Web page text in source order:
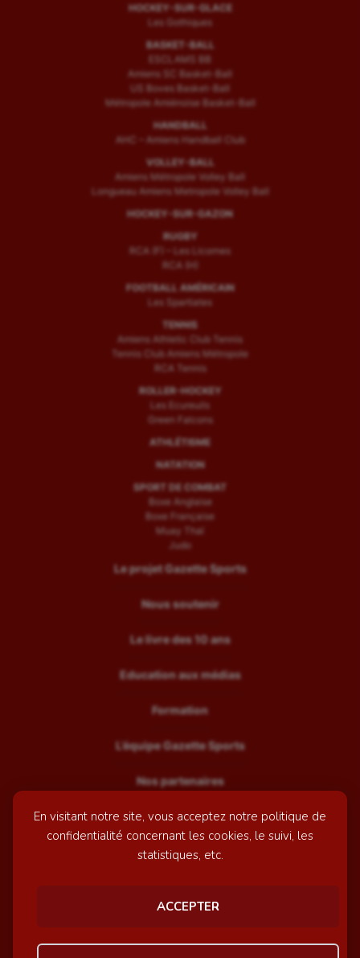
En visitant notre site, vous acceptez notre politique de
confidentialité concernant les cookies, le suivi, les
statistiques, etc.
ACCEPTER
HOCKEY-SUR-GLACE
Les Gothiques
BASKET-BALL
ESCLAMS BB
Amiens SC Basket-Ball
US Boves Basket-Ball
Métropole Amiénoise Basket-Ball
HANDBALL
AHC – Amiens Handball Club
VOLLEY-BALL
Amiens Métropole Volley Ball
Longueau Amiens Metropole Volley Ball
HOCKEY-SUR-GAZON
RUGBY
RCA (F) – Les Licornes
RCA (H)
FOOTBALL AMÉRICAIN
Les Spartiates
TENNIS
Amiens Athletic Club Tennis
Tennis Club Amiens Métropole
RCA Tennis
ROLLER-HOCKEY
Les Ecureuils
Green Falcons
ATHLÉTISME
NATATION
SPORT DE COMBAT
Boxe Anglaise
Boxe Française
Muay Thaï
Judo
Le projet Gazette Sports
Nous soutenir
Le livre des 10 ans
Education aux médias
Formation
L’équipe Gazette Sports
Nos partenaires
Recrutement
Mentions légales